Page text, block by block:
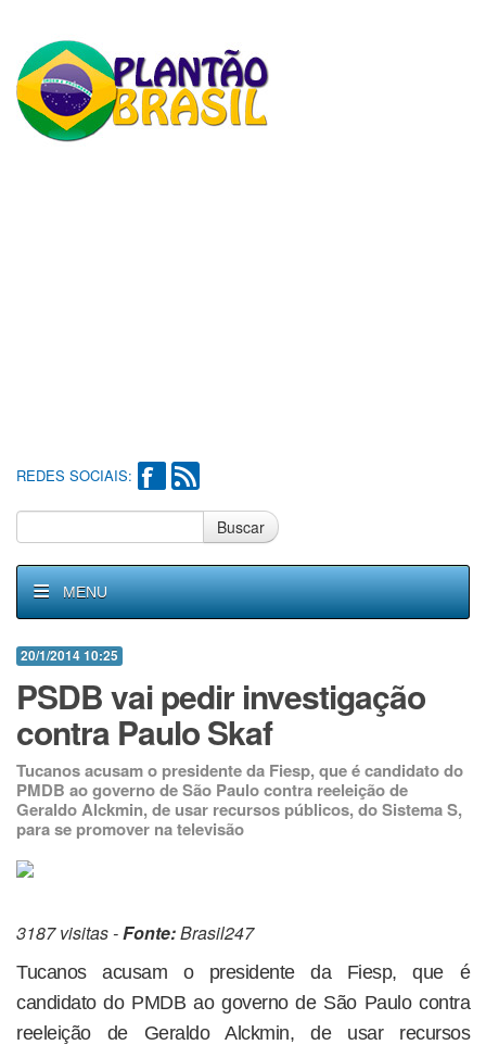
REDES SOCIAIS:
Buscar
MENU
20/1/2014 10:25
PSDB vai pedir investigação
contra Paulo Skaf
Tucanos acusam o presidente da Fiesp, que é candidato do
PMDB ao governo de São Paulo contra reeleição de
Geraldo Alckmin, de usar recursos públicos, do Sistema S,
para se promover na televisão
3187 visitas -Fonte:Brasil247
Tucanos acusam o presidente da Fiesp, que é
candidato do PMDB ao governo de São Paulo contra
reeleição de Geraldo Alckmin, de usar recursos